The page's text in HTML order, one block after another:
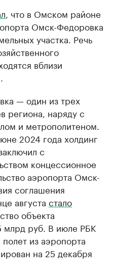
, что в Омском районе
Омск-Федоровка
участка. Речь
вблизи
— один из трех
региона, наряду с
и метрополитеном.
2024 года холдинг
с
концессионное
аэропорта Омск-
соглашения
августа стало
объекта
млрд руб. В июле РБК
из аэропорта
на 25 декабря